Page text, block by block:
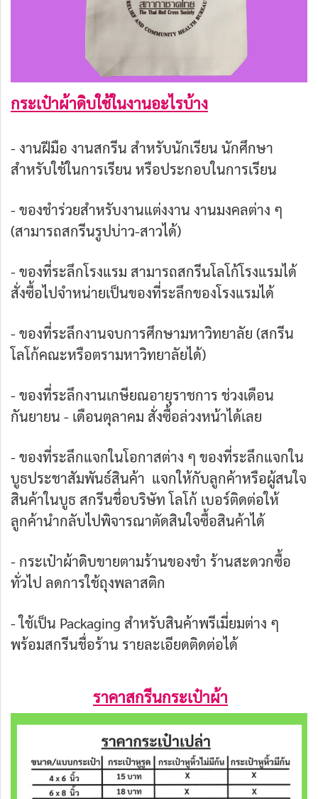
กระเป๋าผ้าดิบใช้ในงานอะไรบ้าง
- งานฝีมือ งานสกรีน สำหรับนักเรียน นักศึกษา
สำหรับใช้ในการเรียน หรือประกอบในการเรียน
- ของชำร่วยสำหรับงานแต่งงาน งานมงคลต่าง ๆ
(สามารถสกรีนรูปบ่าว-สาวได้)
- ของที่ระลึกโรงแรม สามารถสกรีนโลโก้โรงแรมได้
สั่งซื้อไปจำหน่ายเป็นของที่ระลึกของโรงแรมได้
- ของที่ระลึกงานจบการศึกษามหาวิทยาลัย (สกรีน
โลโก้คณะหรือตรามหาวิทยาลัยได้)
- ของที่ระลึกงานเกษียณอายุราชการ ช่วงเดือน
กันยายน - เดือนตุลาคม สั่งซื้อล่วงหน้าได้เลย
- ของที่ระลึกแจกในโอกาสต่าง ๆ ของที่ระลึกแจกใน
บูธประชาสัมพันธ์สินค้า แจกให้กับลูกค้าหรือผู้สนใจ
สินค้าในบูธ สกรีนชื่อบริษัท โลโก้ เบอร์ติดต่อให้
ลูกค้านำกลับไปพิจารณาตัดสินใจซื้อสินค้าได้
- กระเป๋าผ้าดิบขายตามร้านของชำ ร้านสะดวกซื้อ
ทั่วไป ลดการใช้ถุงพลาสติก
- ใช้เป็น Packaging สำหรับสินค้าพรีเมี่ยมต่าง ๆ
พร้อมสกรีนชื่อร้าน รายละเอียดติดต่อได้
ราคาสกรีนกระเป๋าผ้า